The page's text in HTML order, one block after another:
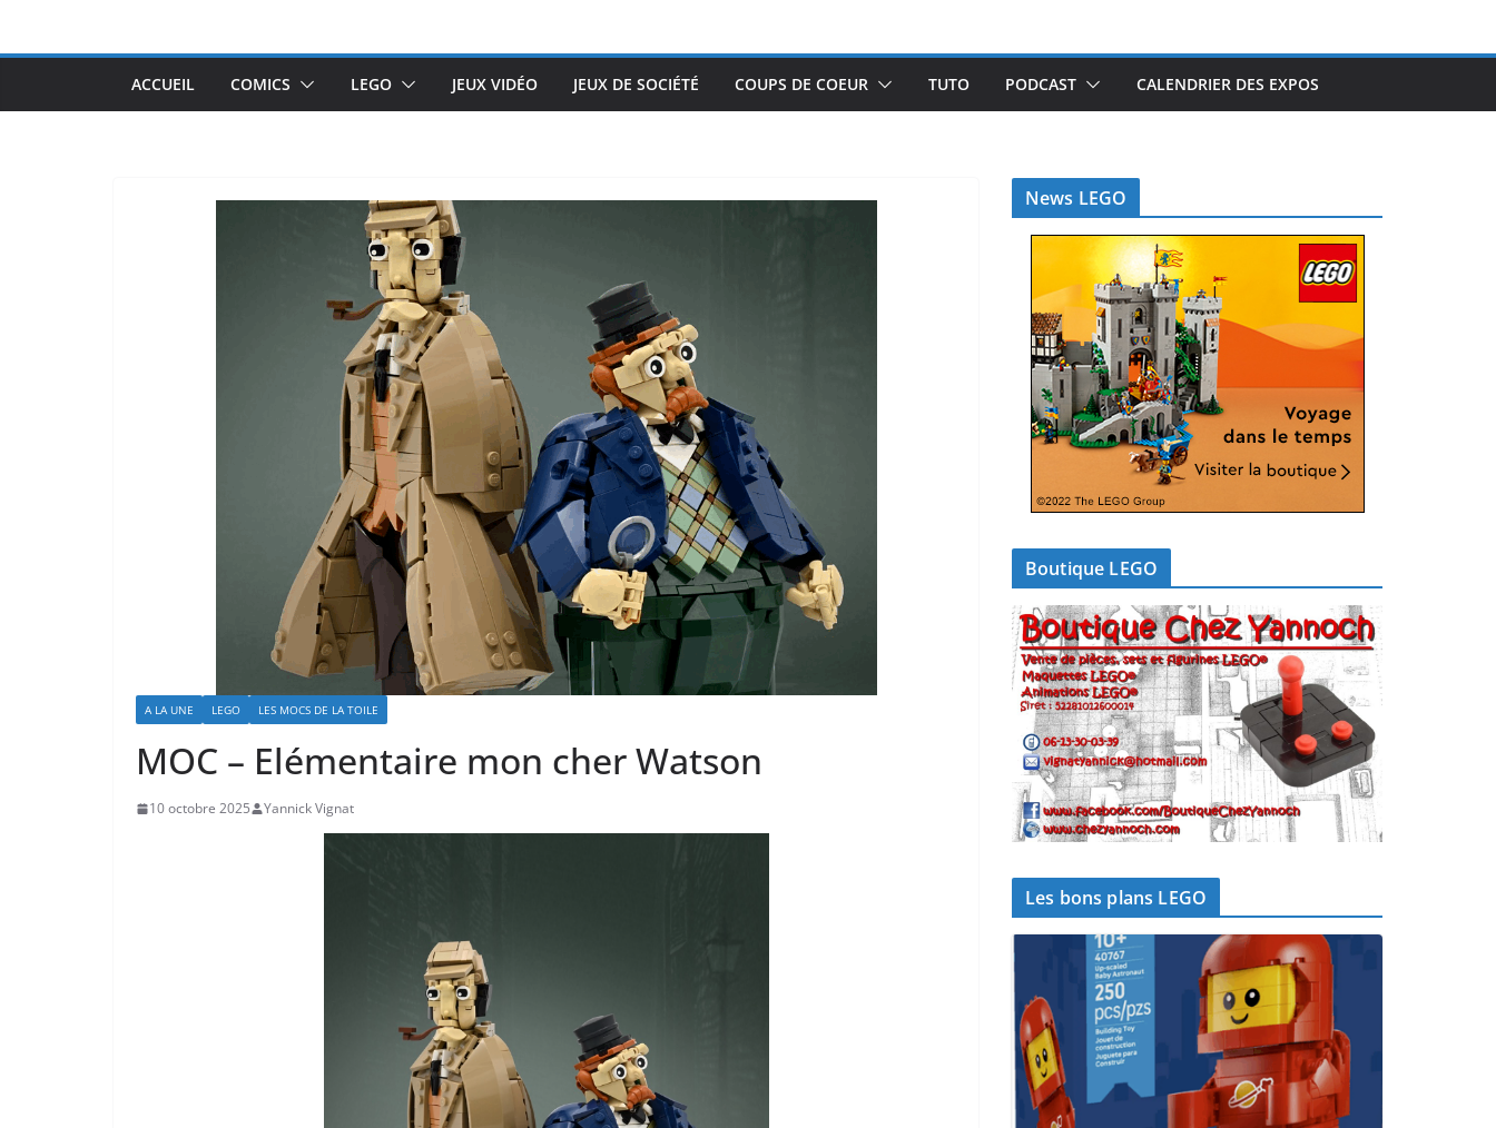
ACCUEIL COMICS LEGO JEUX VIDÉO JEUX DE SOCIÉTÉ COUPS DE COEUR TUTO PODCAST CALENDRIER DES EXPOS
A LA UNE LEGO LES MOCS DE LA TOILE
MOC – Elémentaire mon cher Watson
10 octobre 2025 Yannick Vignat
News LEGO
Boutique LEGO
Les bons plans LEGO